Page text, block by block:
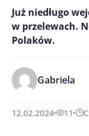
Już niedługo
w przelewach.
Polaków.
Gabriela
12.02.2024 11